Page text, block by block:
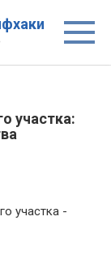
участка: